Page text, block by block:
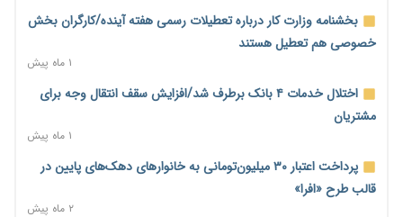
آغاز اجرای پایلوت «ردا کارت» برای دانشجویان تحصیلات تکمیلی
۱ روز پیش
محدودیت تازه برای شبکه بانکی؛ افزایش سپرده قانونی با هدف
کنترل تورم
۱ روز پیش
ترمز تولید خودرو کشیده شد؛ افت ۲۵ درصدی تیراژ ایران‌خودرو،
سایپا و پارس‌خودرو
۱ روز پیش
بخشنامه وزارت کار درباره تعطیلات رسمی هفته آینده/کارگران بخش
خصوصی هم تعطیل هستند
۱ ماه پیش
اختلال خدمات ۴ بانک برطرف شد/افزایش سقف انتقال وجه برای
مشتریان
۱ ماه پیش
پرداخت اعتبار ۳۰ میلیون‌تومانی به خانوارهای دهک‌های پایین در
قالب طرح «افرا»
۲ ماه پیش